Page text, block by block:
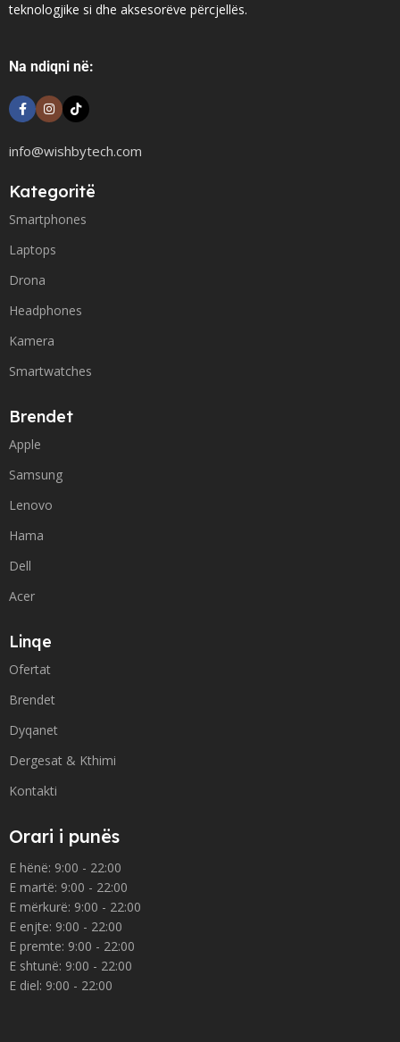
teknologjike si dhe aksesorëve përcjellës.
Na ndiqni në:
info@wishbytech.com
Kategoritë
Smartphones
Laptops
Drona
Headphones
Kamera
Smartwatches
Brendet
Apple
Samsung
Lenovo
Hama
Dell
Acer
Linqe
Ofertat
Brendet
Dyqanet
Dergesat & Kthimi
Kontakti
Orari i punës
E hënë: 9:00 - 22:00
E martë: 9:00 - 22:00
E mërkurë: 9:00 - 22:00
E enjte: 9:00 - 22:00
E premte: 9:00 - 22:00
E shtunë: 9:00 - 22:00
E diel: 9:00 - 22:00